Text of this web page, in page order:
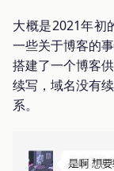
大概是2021年初
一些关于博客的
搭建了一个博客
续写，域名没有
系。